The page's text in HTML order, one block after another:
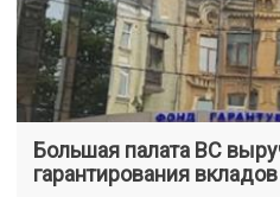
Большая палата ВС
гарантирования